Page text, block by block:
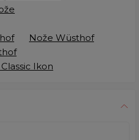
Nože Wüsthof
Ikon